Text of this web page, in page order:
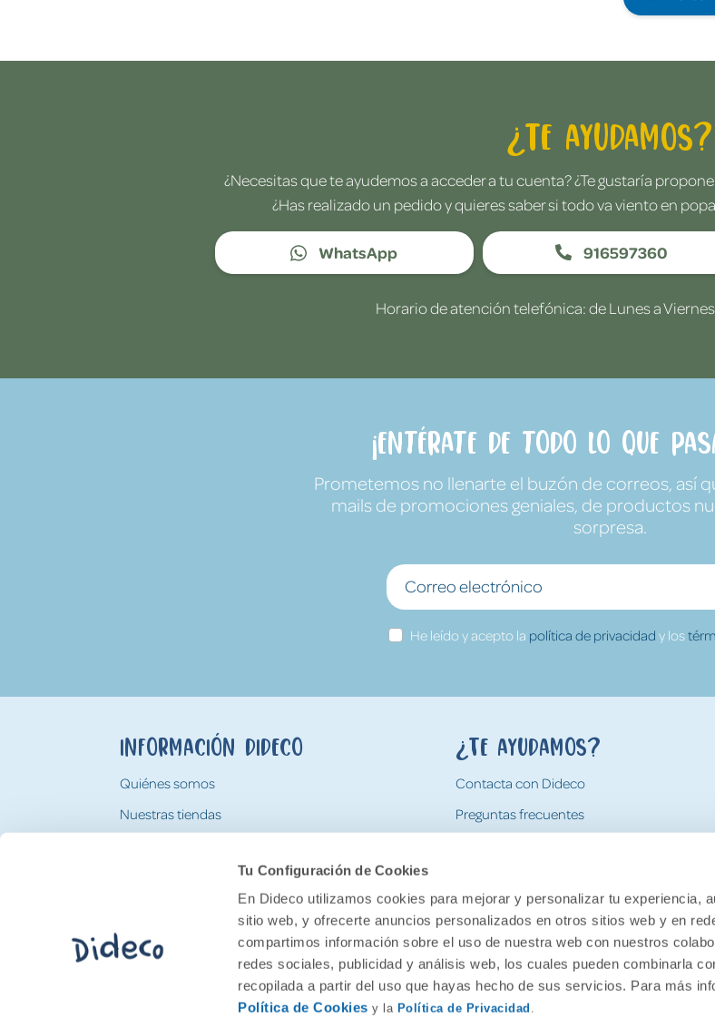
Tu Configuración de Cookies
En Dideco utilizamos cookies para mejorar y personalizar tu experiencia,
sitio web, y ofrecerte anuncios personalizados en otros sitios web y en
compartimos información sobre el uso de nuestra web con nuestros
redes sociales, publicidad y análisis web, los cuales pueden combinarla
recopilada a partir del uso que hayas hecho de sus servicios. Para más
Política de Cookies y la Política de Privacidad .
¿Te ayudamos?
¿Necesitas que te ayudemos a acceder a tu cuenta? ¿Te gustaría
¿Has realizado un pedido y quieres saber si todo va viento en
WhatsApp 916597360
Horario de atención telefónica: de Lunes a
¡Entérate de todo lo que
Prometemos no llenarte el buzón de correos, así
mails de promociones geniales, de productos
sorpresa.
He leído y acepto la política de privacidad y los
Información Dideco
Quiénes somos
Nuestras tiendas
Tarjeta Regalo Dideco
¿Te ayudamos?
Contacta con Dideco
Preguntas frecuentes
Devoluciones